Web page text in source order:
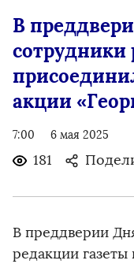
В
сотрудники
акции
7:00 6 мая 2025
181
В преддверии
редакции